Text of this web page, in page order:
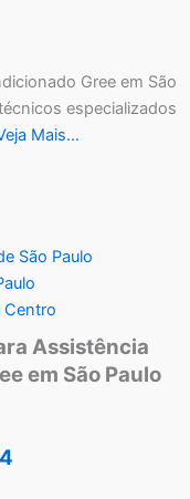
Gree em São
especializados
Mais…
São Paulo
Centro
Assistência
em São Paulo